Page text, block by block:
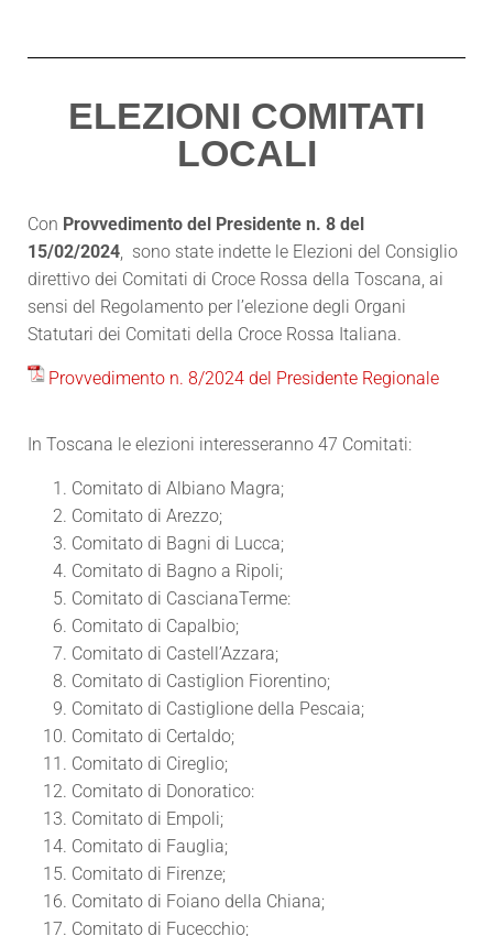
ELEZIONI COMITATI
LOCALI
Con Provvedimento del Presidente n. 8 del
15/02/2024, sono state indette le Elezioni del Consiglio
direttivo dei Comitati di Croce Rossa della Toscana, ai
sensi del Regolamento per l’elezione degli Organi
Statutari dei Comitati della Croce Rossa Italiana.
Provvedimento n. 8/2024 del Presidente Regionale
In Toscana le elezioni interesseranno 47 Comitati:
Comitato di Albiano Magra;
Comitato di Arezzo;
Comitato di Bagni di Lucca;
Comitato di Bagno a Ripoli;
Comitato di CascianaTerme:
Comitato di Capalbio;
Comitato di Castell’Azzara;
Comitato di Castiglion Fiorentino;
Comitato di Castiglione della Pescaia;
Comitato di Certaldo;
Comitato di Cireglio;
Comitato di Donoratico:
Comitato di Empoli;
Comitato di Fauglia;
Comitato di Firenze;
Comitato di Foiano della Chiana;
Comitato di Fucecchio;